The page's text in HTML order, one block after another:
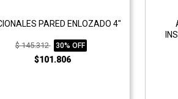
PARED ENLOZADO 4"
$ 145.312 30% OFF
$101.806